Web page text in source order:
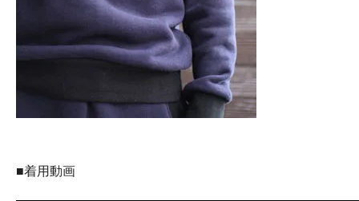
■着用動画